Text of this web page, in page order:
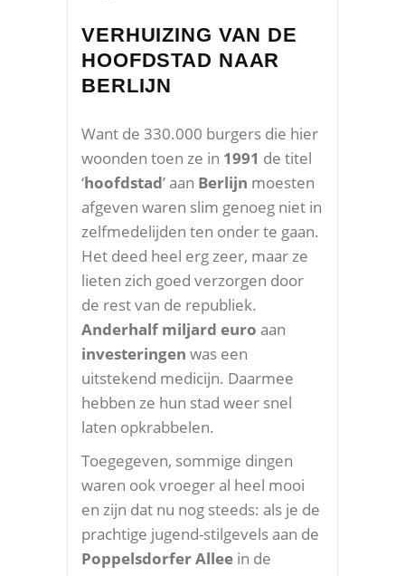
VERHUIZING VAN DE
HOOFDSTAD NAAR
BERLIJN
Want de 330.000 burgers die hier
woonden toen ze in 1991 de titel
‘hoofdstad’ aan Berlijn moesten
afgeven waren slim genoeg niet in
zelfmedelijden ten onder te gaan.
Het deed heel erg zeer, maar ze
lieten zich goed verzorgen door
de rest van de republiek.
Anderhalf miljard euro aan
investeringen was een
uitstekend medicijn. Daarmee
hebben ze hun stad weer snel
laten opkrabbelen.
Toegegeven, sommige dingen
waren ook vroeger al heel mooi
en zijn dat nu nog steeds: als je de
prachtige jugend-stilgevels aan de
Poppelsdorfer Allee in de